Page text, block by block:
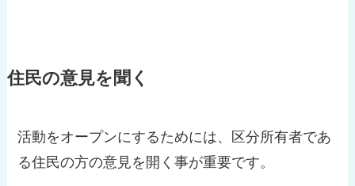
住民の意見を聞く
活動をオープンにするためには、区分所有者であ
る住民の方の意見を開く事が重要です。